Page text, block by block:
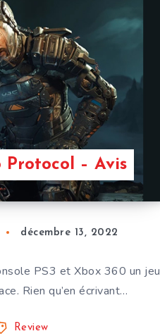
Protocol – Avis
décembre 13, 2022
PS3 et Xbox 360 un jeu
Rien qu’en écrivant…
Review